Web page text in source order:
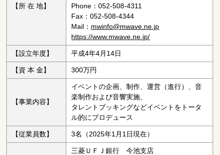
【所 在 地】
Phone：052-508-4311
Fax：052-508-4344
Mail： mwinfo@mwave.ne.jp
https://www.mwave.ne.jp/
【設立年度】 平成4年4月14日
【資 本 金】 300万円
【事業内容】
イベントの企画、制作、運営（進行）、音
楽制作および音響実施、
タレントブッキングなどイベントをトータ
ル的にプロデュース
【従業員数】 3名（2025年1月1日現在）
三菱ＵＦＪ銀行 今池支店